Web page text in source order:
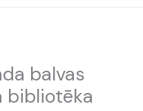
balvas
bibliotēka